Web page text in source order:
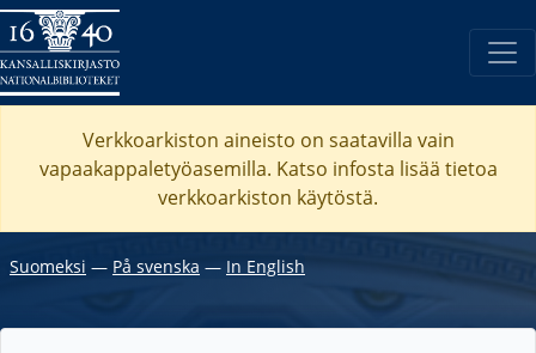
Verkkoarkiston aineisto on saatavilla vain
vapaakappaletyöasemilla. Katso infosta lisää tietoa
verkkoarkiston käytöstä.
Suomeksi ― På svenska ― In English